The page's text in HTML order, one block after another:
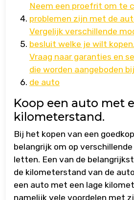
Neem een proefrit om te
problemen zijn met de
Vergelijk verschillende
besluit welke je wilt kopen.
Vraag naar garanties en
die worden aangeboden
de auto
Koop een auto met
kilometerstand.
Bij het kopen van een
belangrijk om op
letten. Een van de
de kilometerstand van de
een auto met een lage
namelijk vele voordelen met